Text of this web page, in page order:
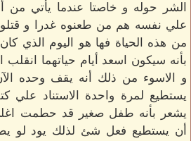
الشر حوله و خاصتا عندما يأتي من
علي نفسه هم من طعنوه غدرا و قتلوا
من هذه الحياة فها هو اليوم الذي
بأنه سيكون اسعد أيام حياتهما
و الاسوء من ذلك أنه يقف وحده
يستطيع لمرة واحدة الاستناد علي
يشعر بأنه طفل صغير قد حطمت اغلي
أن يستطيع فعل شئ لذلك يود لو